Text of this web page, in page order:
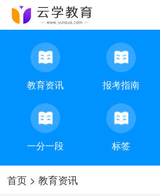
教育资讯 报考指南
一分一段 标签
首页 > 教育资讯